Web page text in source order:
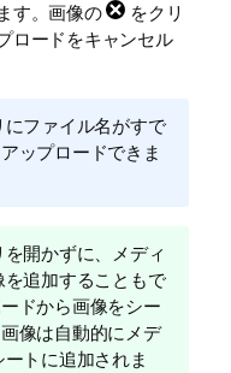
す。画像の
をクリ
ロードをキャンセル
ファイル名がすで
ップロードできま
開かずに、メディ
追加することもで
ドから画像をシー
像は自動的にメデ
トに追加されま